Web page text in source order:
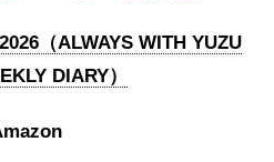
（ALWAYS WITH YUZU
DIARY）